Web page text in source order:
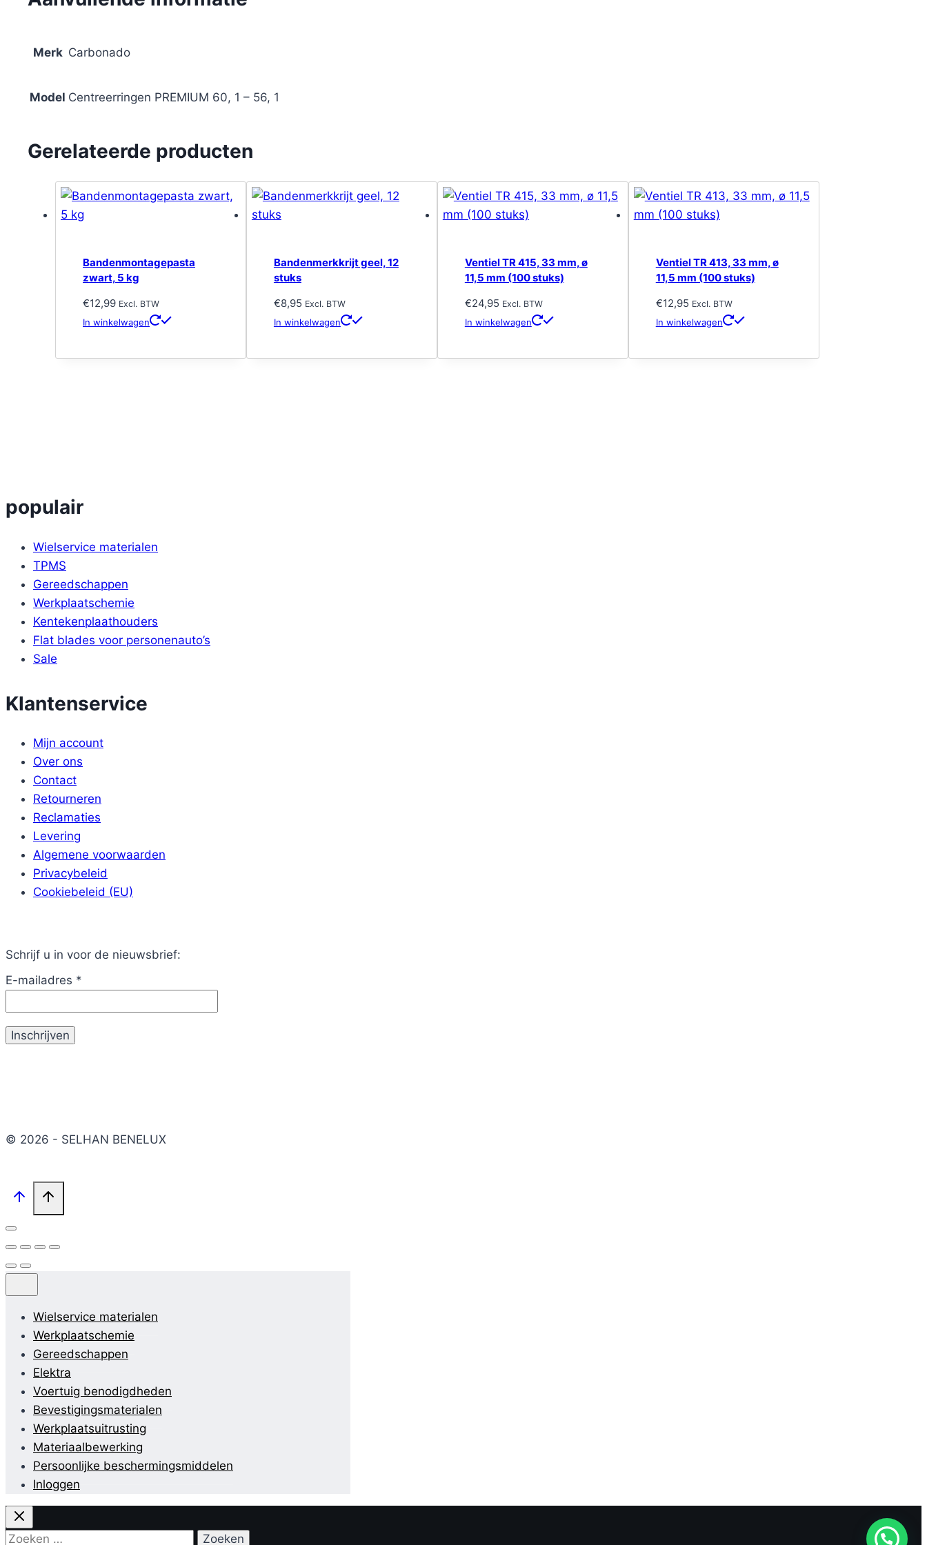
Merk Carbonado
Model Centreerringen PREMIUM 60, 1 – 56, 1
Gerelateerde producten
Bandenmontagepasta
zwart, 5 kg
€12,99 Excl. BTW
In winkelwagen
Bandenmerkkrijt geel, 12
stuks
€8,95 Excl. BTW
In winkelwagen
Ventiel TR 415, 33 mm, ø
11,5 mm (100 stuks)
€24,95 Excl. BTW
In winkelwagen
Ventiel TR 413, 33 mm, ø
11,5 mm (100 stuks)
€12,95 Excl. BTW
In winkelwagen
populair
Wielservice materialen
TPMS
Gereedschappen
Werkplaatschemie
Kentekenplaathouders
Flat blades voor personenauto’s
Sale
Klantenservice
Mijn account
Over ons
Contact
Retourneren
Reclamaties
Levering
Algemene voorwaarden
Privacybeleid
Cookiebeleid (EU)
Schrijf u in voor de nieuwsbrief:
E-mailadres *
© 2026 - SELHAN BENELUX
Wielservice materialen
Werkplaatschemie
Gereedschappen
Elektra
Voertuig benodigdheden
Bevestigingsmaterialen
Werkplaatsuitrusting
Materiaalbewerking
Persoonlijke beschermingsmiddelen
Inloggen
Zoeken